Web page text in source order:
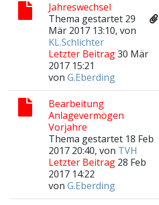
Jahreswechsel
Thema gestartet 29
Mär 2017 13:10, von
KL.Schlichter
Letzter Beitrag30 Mär
2017 15:21
von G.Eberding
Bearbeitung
Anlagevermögen
Vorjahre
Thema gestartet 18 Feb
2017 20:40, von TVH
Letzter Beitrag 28 Feb
2017 14:22
von G.Eberding